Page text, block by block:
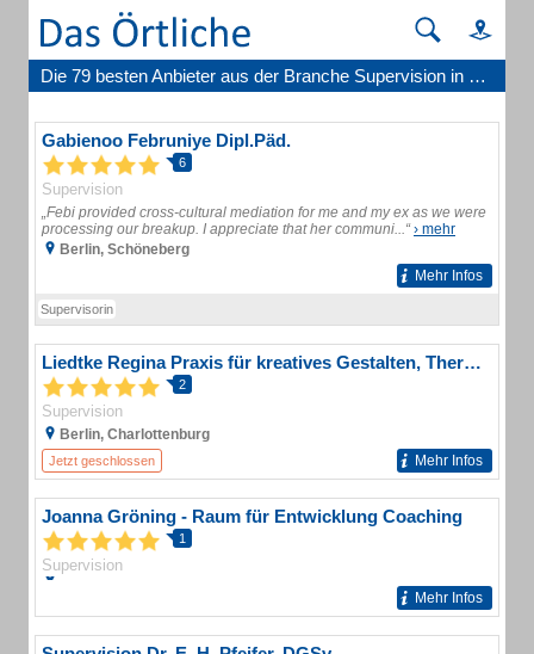
Die 79 besten Anbieter aus der Branche Supervision in Berlin
Gabienoo Februniye Dipl.Päd.
6
Supervision
„Febi provided cross-cultural mediation for me and my ex as we were
processing our breakup. I appreciate that her communi...“› mehr
Berlin, Schöneberg
Mehr Infos
Supervisorin
Liedtke Regina Praxis für kreatives Gestalten, Therapie und Supervision
2
Supervision
Berlin, Charlottenburg
Jetzt geschlossen Mehr Infos
Joanna Gröning - Raum für Entwicklung Coaching
1
Supervision
Mehr Infos